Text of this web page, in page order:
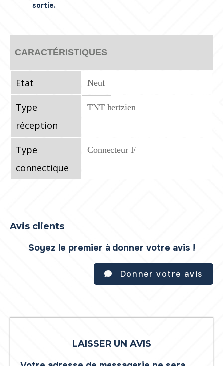
sortie.
CARACTÉRISTIQUES
Etat Neuf
Type
réception
TNT hertzien
Type
connectique
Connecteur F
Avis clients
Soyez le premier à donner votre avis !
Donner votre avis
LAISSER UN AVIS